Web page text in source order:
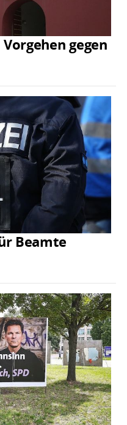
gegen
Beamte